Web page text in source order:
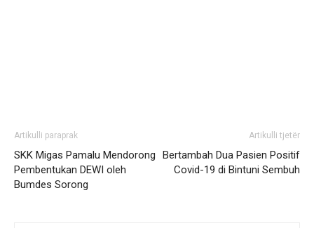
Artikulli paraprak
SKK Migas Pamalu Mendorong
Pembentukan DEWI oleh
Bumdes Sorong
Artikulli tjetër
Bertambah Dua Pasien Positif
Covid-19 di Bintuni Sembuh